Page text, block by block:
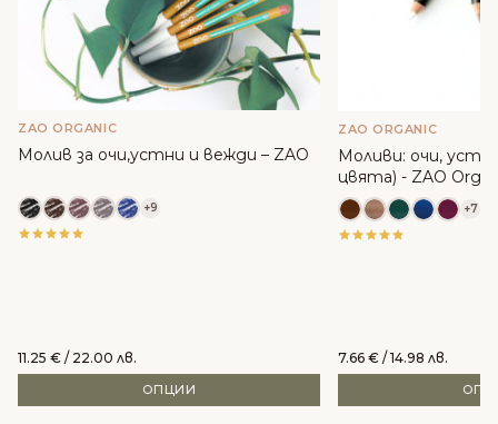
ZAO ORGANIC
Молив за очи,устни и вежди – ZAO
+9
11.25 € / 22.00 лв.
ОПЦИИ
ZAO ORGANIC
Моливи: очи,
цвята) - ZAO
+7
7.66 € / 14.98 лв.